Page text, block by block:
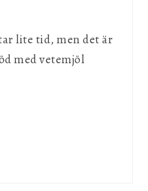
lite tid, men det är
med vetemjöl